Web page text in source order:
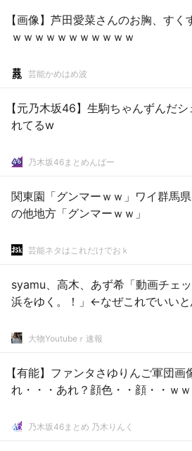
【画像】芦田愛菜さんのお胸、すく
ｗｗｗｗｗｗｗｗｗｗｗ
芸能かめはめ波
【元乃木坂46】生駒ちゃんずんだ
れてるw
乃木坂46まとめんばー
関東園「グンマーｗｗ」ワイ群馬
の他地方「グンマーｗｗ」
芸能ネタはこれだけでおｋ
syamu、高木、あず希「動画チェ
浜をゆく。！」←なぜこれでいい
大物Youtubeｒ速報
【有能】ファンタさゆりんご軍団画
れ・・・あれ？顔色・・顔・・ｗｗ
乃木坂46まとめ 乃木りんく